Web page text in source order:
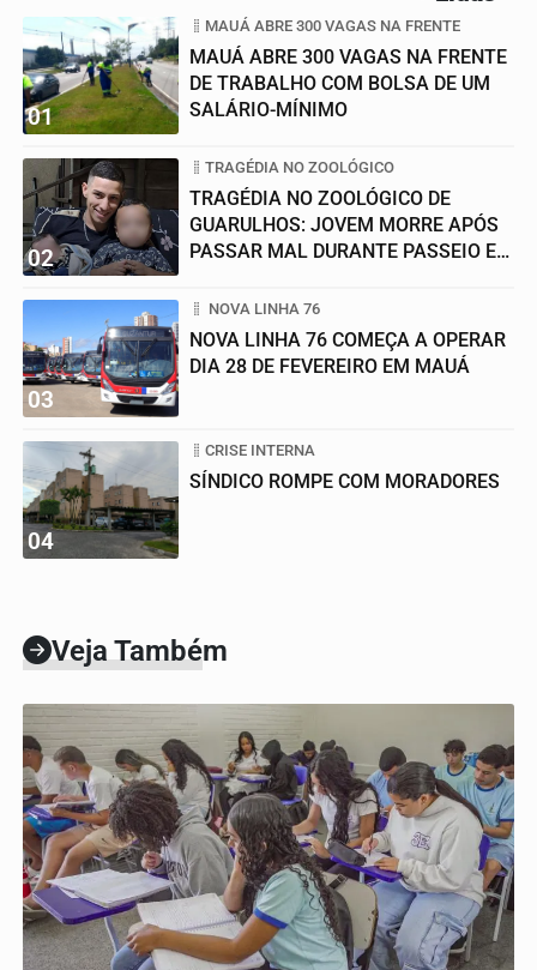
01
MAUÁ ABRE 300 VAGAS NA FRENTE
MAUÁ ABRE 300 VAGAS NA FRENTE
DE TRABALHO COM BOLSA DE UM
SALÁRIO-MÍNIMO
02
TRAGÉDIA NO ZOOLÓGICO
TRAGÉDIA NO ZOOLÓGICO DE
GUARULHOS: JOVEM MORRE APÓS
PASSAR MAL DURANTE PASSEIO EM
03
NOVA LINHA 76
NOVA LINHA 76 COMEÇA A OPERAR
DIA 28 DE FEVEREIRO EM MAUÁ
04
CRISE INTERNA
SÍNDICO ROMPE COM MORADORES
Veja Também